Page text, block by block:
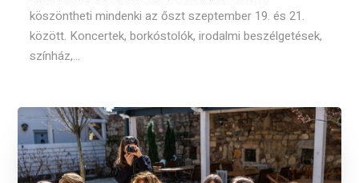
köszöntheti mindenki az őszt szeptember 19. és 21.
között. Koncertek, borkóstolók, irodalmi beszélgetések,
színház,...